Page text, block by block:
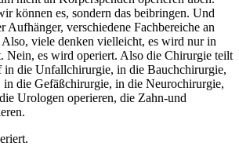
können es, sondern das beibringen. Und
Aufhänger, verschiedene Fachbereiche an
viele denken vielleicht, es wird nur in
Nein, es wird operiert. Also die Chirurgie teilt
in die Unfallchirurgie, in die Bauchchirurgie,
die Gefäßchirurgie, in die Neurochirurgie,
Urologen operieren, die Zahn-und